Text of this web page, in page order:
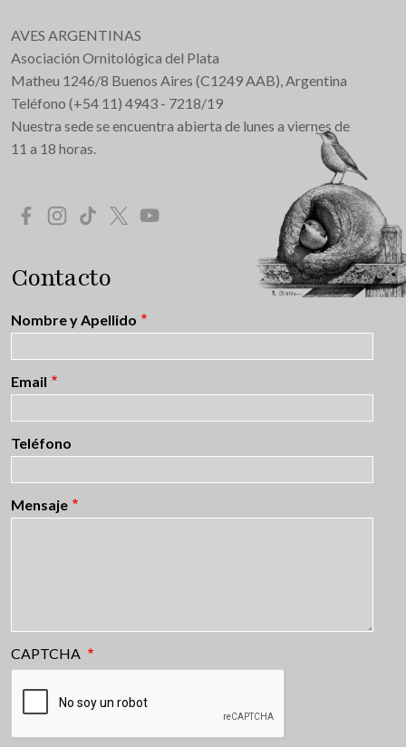
AVES ARGENTINAS
Asociación Ornitológica del Plata
Matheu 1246/8 Buenos Aires (C1249 AAB), Argentina
Teléfono (+54 11) 4943 - 7218/19
Nuestra sede se encuentra abierta de lunes a viernes de
11 a 18 horas.
Redes Sociales
Contacto
Nombre y Apellido
Email
Teléfono
Mensaje
CAPTCHA